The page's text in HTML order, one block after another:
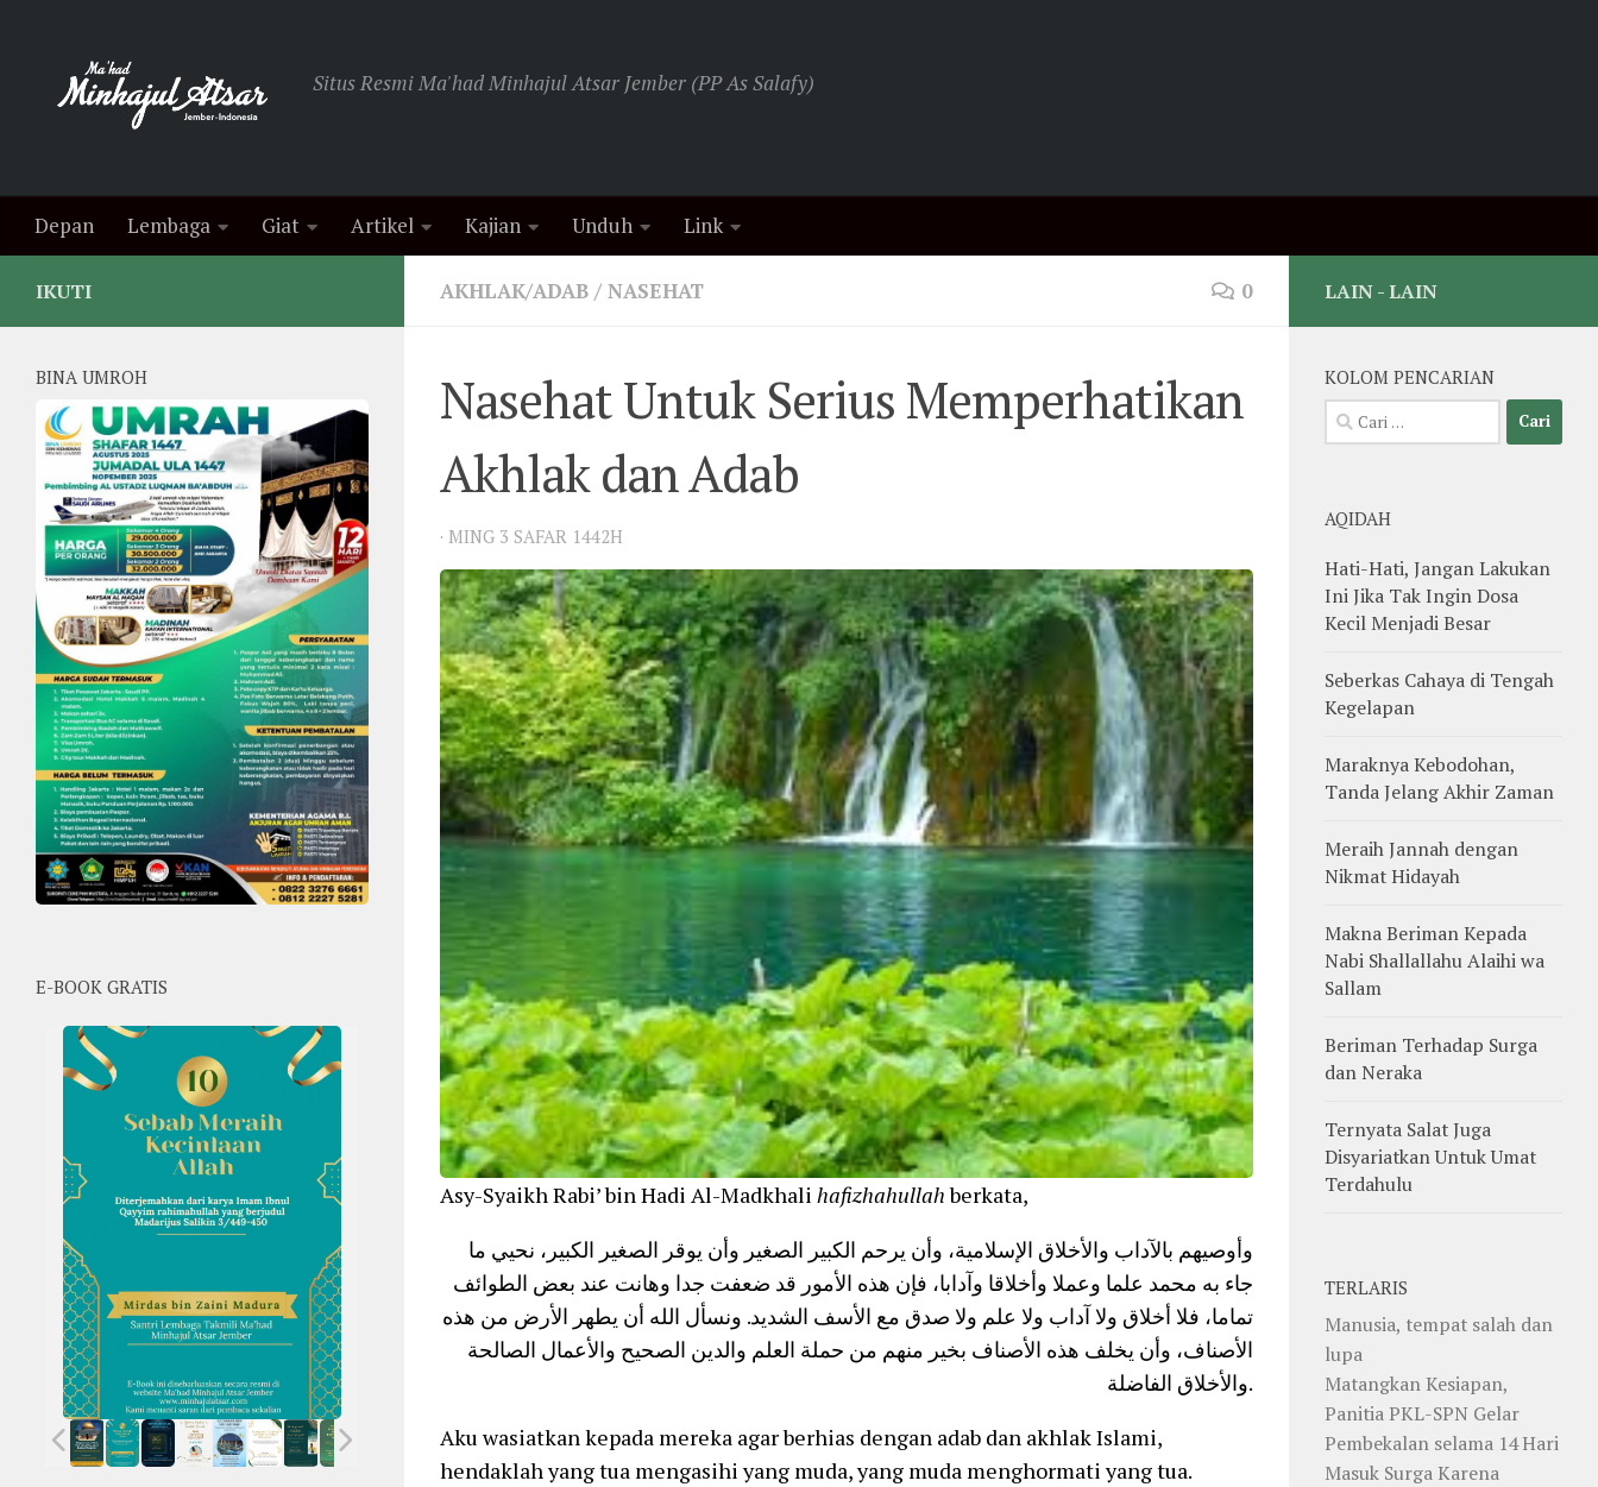
Situs Resmi Ma'had Minhajul Atsar Jember (PP As Salafy)
Depan Lembaga Giat Artikel Kajian Unduh Link
AKHLAK/ADAB / NASEHAT 0
Nasehat Untuk Serius Memperhatikan
Akhlak dan Adab
· MING 3 SAFAR 1442H
Asy-Syaikh Rabi’ bin Hadi Al-Madkhali hafizhahullahberkata,
وأوصيهم بالآداب والأخلاق الإسلامية، وأن يرحم الكبير الصغير وأن يوقر الصغير الكبير، نحيي ما
جاء به محمد علما وعملا وأخلاقا وآدابا، فإن هذه الأمور قد ضعفت جدا وهانت عند بعض الطوائف
تماما، فلا أخلاق ولا آداب ولا علم ولا صدق مع الأسف الشديد. ونسأل الله أن يطهر الأرض من هذه
الأصناف، وأن يخلف هذه الأصناف بخير منهم من حملة العلم والدين الصحيح والأعمال الصالحة
والأخلاق الفاضلة.
Aku wasiatkan kepada mereka agar berhias dengan adab dan akhlak Islami,
hendaklah yang tua mengasihi yang muda, yang muda menghormati yang tua.
IKUTI
BINA UMROH
E-BOOK GRATIS
LAIN - LAIN
KOLOM PENCARIAN
Cari
untuk:
AQIDAH
Hati-Hati, Jangan Lakukan
Ini Jika Tak Ingin Dosa
Kecil Menjadi Besar
Seberkas Cahaya di Tengah
Kegelapan
Maraknya Kebodohan,
Tanda Jelang Akhir Zaman
Meraih Jannah dengan
Nikmat Hidayah
Makna Beriman Kepada
Nabi Shallallahu Alaihi wa
Sallam
Beriman Terhadap Surga
dan Neraka
Ternyata Salat Juga
Disyariatkan Untuk Umat
Terdahulu
TERLARIS
Manusia, tempat salah dan
lupa
Matangkan Kesiapan,
Panitia PKL-SPN Gelar
Pembekalan selama 14 Hari
Masuk Surga Karena